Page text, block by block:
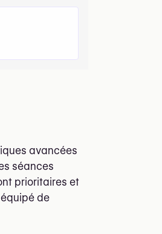
avancées
séances
prioritaires et
de